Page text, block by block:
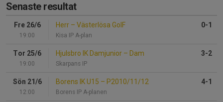
Senaste resultat
Fre 26/6
19:00
Herr – Västerlösa GoIF
Kisa IP A-plan
0-1
Tor 25/6
19:00
Hjulsbro IK Damjunior – Dam
Skarpans IP
3-2
Sön 21/6
12:00
Borens IK U15 – P2010/11/12
Borens IP A-planen
4-1